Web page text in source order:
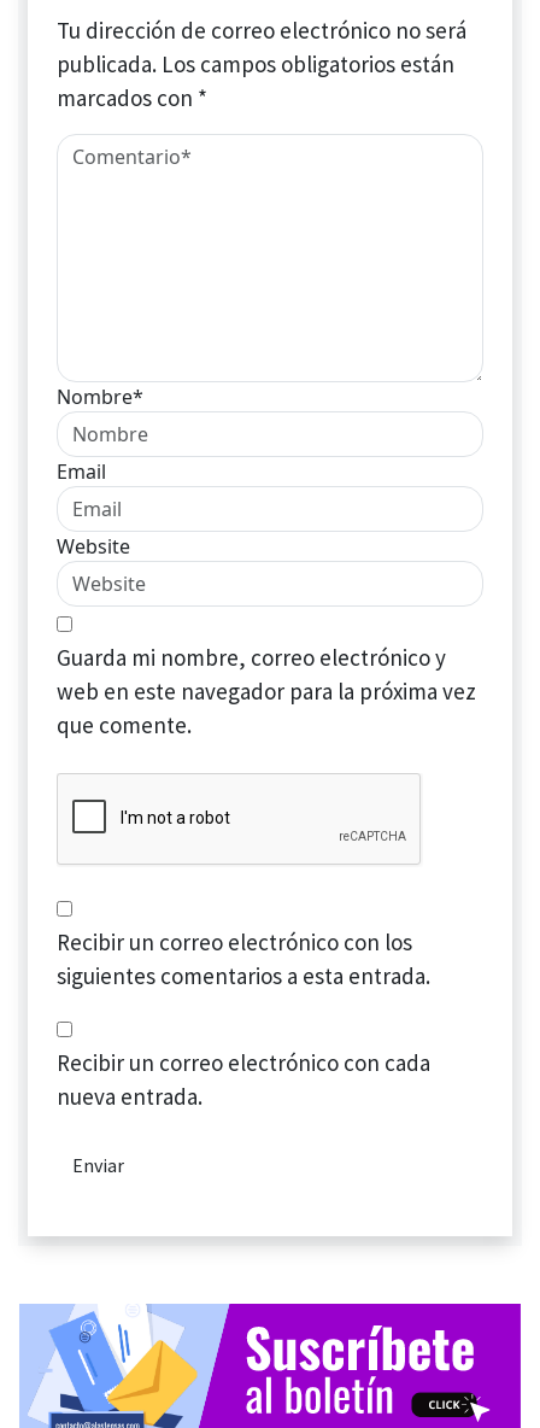
Tu dirección de correo electrónico no será
publicada. Los campos obligatorios están
marcados con *
Nombre*
Email
Website
Guarda mi nombre, correo electrónico y
web en este navegador para la próxima vez
que comente.
Recibir un correo electrónico con los
siguientes comentarios a esta entrada.
Recibir un correo electrónico con cada
nueva entrada.